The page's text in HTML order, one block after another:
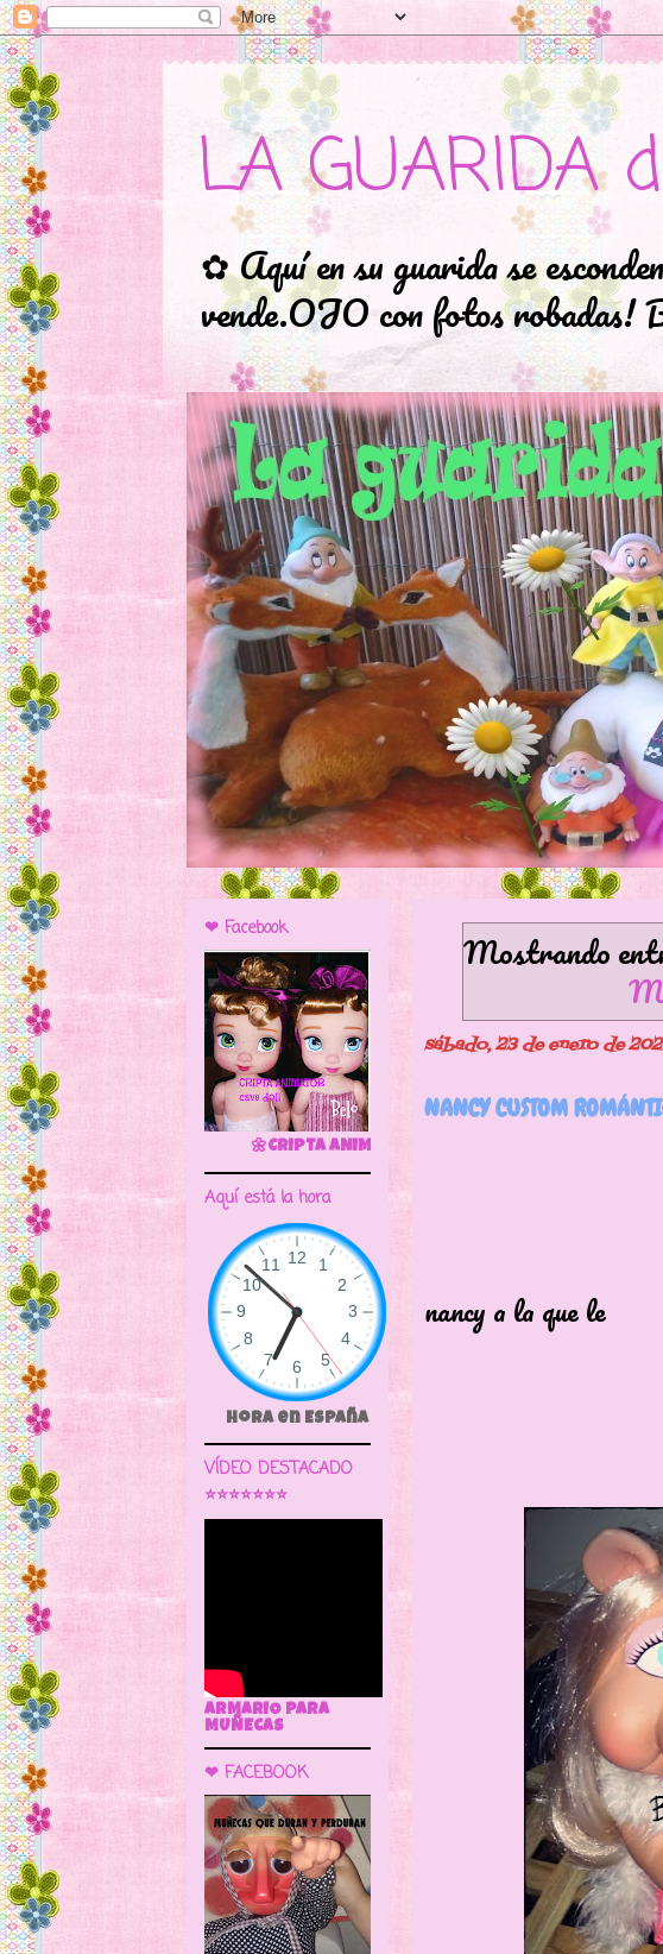
LA GUARIDA
✿ Aquí en su guarida se
vende.OJO con fotos
Mostrando
sábado, 23 de enero de
NANCY CUSTOM
Pues otra
nancy a la que le
vamos a
❤ Facebook
🌼CRIPTA ANIMATOR CAVE DOLL
Aquí está la hora
Hora en España
VÍDEO DESTACADO
⭐⭐⭐⭐⭐⭐⭐
ARMARIO PARA
MUÑECAS
❤ FACEBOOK